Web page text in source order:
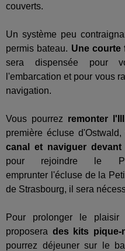
couverts.
Un système peu
permis bateau. Une courte
sera dispensée pour
l'embarcation et pour vous
navigation.
Vous pourrez remonter
première écluse
canal et naviguer
pour rejoindre le
emprunter l'écluse de la
de Strasbourg, il sera
Pour prolonger le
proposera des kits pique-
pourrez déjeuner sur le